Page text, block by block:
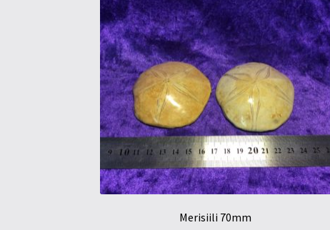
Merisiili 70mm